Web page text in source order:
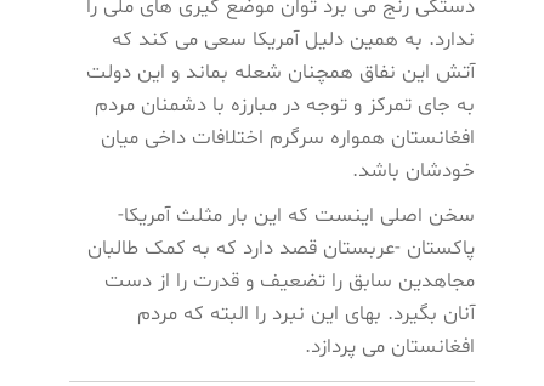
دستگی رنج می برد توان موضع گیری های ملی را
ندارد. به همین دلیل آمریکا سعی می کند که
آتش این نفاق همچنان شعله بماند و این دولت
به جای تمرکز و توجه در مبارزه با دشمنان مردم
افغانستان همواره سرگرم اختلافات داخی میان
خودشان باشد.
سخن اصلی اینست که این بار مثلث آمریکا-
پاکستان -عربستان قصد دارد که به کمک طالبان
مجاهدین سابق را تضعیف و قدرت را از دست
آنان بگیرد. بهای این نبرد را البته که مردم
افغانستان می پردازد.